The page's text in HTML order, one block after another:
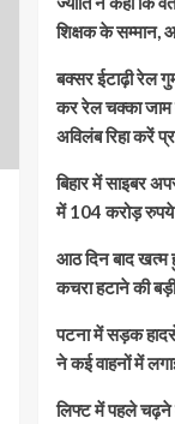
शिक्षक के सम्मान,
बक्सर ईटाढ़ी रेल
कर रेल चक्का जाम
अविलंब रिहा करें
बिहार में साइबर
में 104 करोड़ रुपये
आठ दिन बाद खत्म
कचरा हटाने की
पटना में सड़क
ने कई वाहनों में
लिफ्ट में पहले चढ़ने